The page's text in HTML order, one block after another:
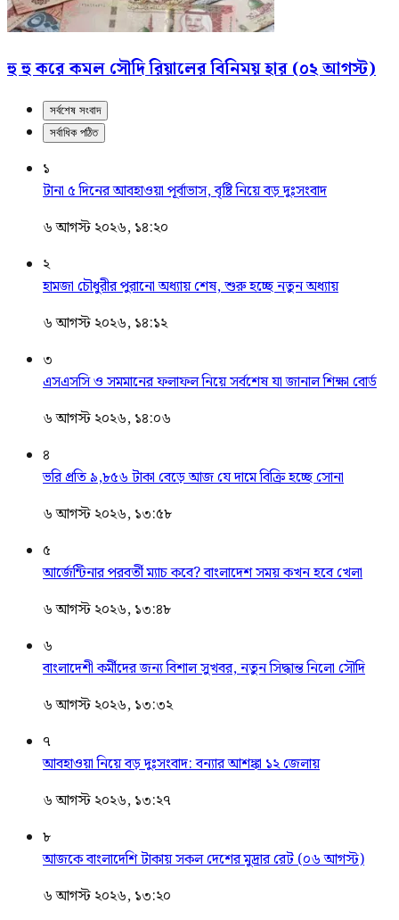
হু হু করে কমল সৌদি রিয়ালের বিনিময় হার (০২ আগস্ট)
সর্বশেষ সংবাদ
সর্বাধিক পঠিত
১
টানা ৫ দিনের আবহাওয়া পূর্বাভাস, বৃষ্টি নিয়ে বড় দুঃসংবাদ
৬ আগস্ট ২০২৬, ১৪:২০
২
হামজা চৌধুরীর পুরানো অধ্যায় শেষ, শুরু হচ্ছে নতুন অধ্যায়
৬ আগস্ট ২০২৬, ১৪:১২
৩
এসএসসি ও সমমানের ফলাফল নিয়ে সর্বশেষ যা জানাল শিক্ষা বোর্ড
৬ আগস্ট ২০২৬, ১৪:০৬
৪
ভরি প্রতি ৯,৮৫৬ টাকা বেড়ে আজ যে দামে বিক্রি হচ্ছে সোনা
৬ আগস্ট ২০২৬, ১৩:৫৮
৫
আর্জেন্টিনার পরবর্তী ম্যাচ কবে? বাংলাদেশ সময় কখন হবে খেলা
৬ আগস্ট ২০২৬, ১৩:৪৮
৬
বাংলাদেশী কর্মীদের জন্য বিশাল সুখবর, নতুন সিদ্ধান্ত নিলো সৌদি
৬ আগস্ট ২০২৬, ১৩:৩২
৭
আবহাওয়া নিয়ে বড় দুঃসংবাদ: বন্যার আশঙ্কা ১২ জেলায়
৬ আগস্ট ২০২৬, ১৩:২৭
৮
আজকে বাংলাদেশি টাকায় সকল দেশের মুদ্রার রেট (০৬ আগস্ট)
৬ আগস্ট ২০২৬, ১৩:২০